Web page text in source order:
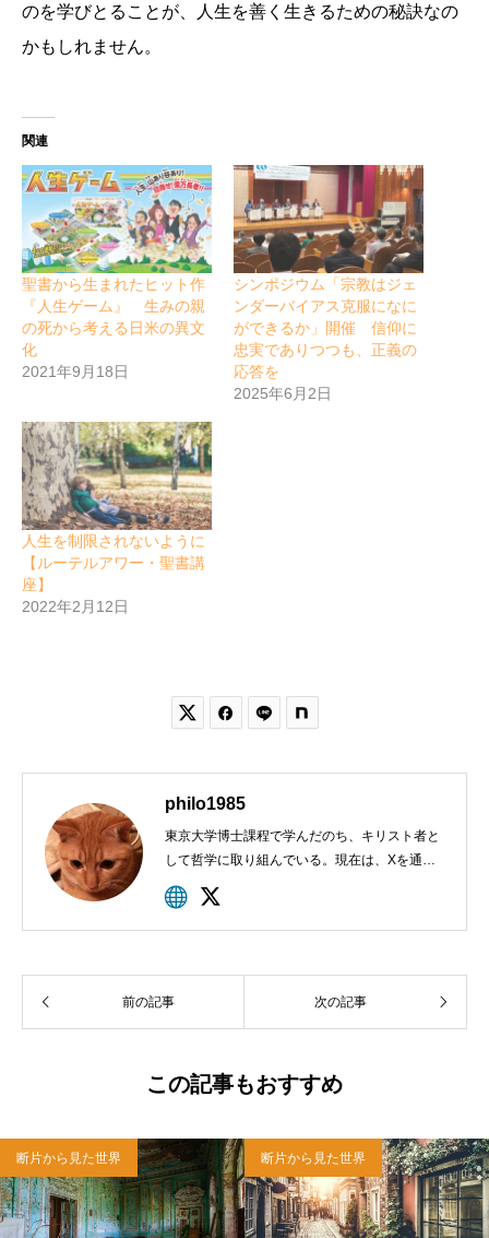
のを学びとることが、人生を善く生きるための秘訣なの
かもしれません。
関連
聖書から生まれたヒット作
『人生ゲーム』 生みの親
の死から考える日米の異文
化
2021年9月18日
シンポジウム「宗教はジェ
ンダーバイアス克服になに
ができるか」開催 信仰に
忠実でありつつも、正義の
応答を
2025年6月2日
人生を制限されないように
【ルーテルアワー・聖書講
座】
2022年2月12日
 
philo1985
東京大学博士課程で学んだのち、キリスト者と
して哲学に取り組んでいる。現在は、Xを通し
て活動を行っている。
前の記事 次の記事
この記事もおすすめ
断片から見た世界 断片から見た世界